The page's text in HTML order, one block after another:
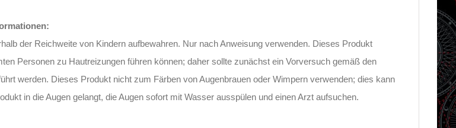
der Reichweite von Kindern aufbewahren. Nur nach Anweisung verwenden. Dieses Produkt
Personen zu Hautreizungen führen können; daher sollte zunächst ein Vorversuch gemäß den
werden. Dieses Produkt nicht zum Färben von Augenbrauen oder Wimpern verwenden; dies kann
in die Augen gelangt, die Augen sofort mit Wasser ausspülen und einen Arzt aufsuchen.